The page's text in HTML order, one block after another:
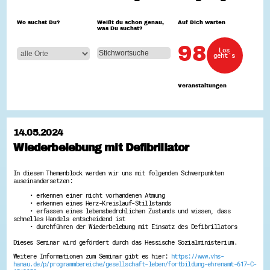
Zeig uns dein Ehrenamt
Wettbewerb | Trikotwettbewerb
Wettbewerb | 80 Jahre Hessen - Engagement
Ausgezeichnete Projekte
Engagement-Lotsen
Ehrentag
Hessen engagiert - Digitale Themenabende
Kompetenznachweis Hessen
Zeugnisbeiblatt
Service-Learning
Mach dich schlau
GEMA-Pakt
Wo suchst Du?
Weißt du schon genau,
was Du suchst?
Auf Dich warten
98
Veranstaltungen
Los
geht´s
14.05.2024
Wiederbelebung mit Defibrillator
In diesem Themenblock werden wir uns mit folgenden Schwerpunkten
auseinandersetzen:
• erkennen einer nicht vorhandenen Atmung
• erkennen eines Herz-Kreislauf-Stillstands
• erfassen eines lebensbedrohlichen Zustands und wissen, dass
schnelles Handels entscheidend ist
• durchführen der Wiederbelebung mit Einsatz des Defibrillators
Dieses Seminar wird gefördert durch das Hessische Sozialministerium.
Weitere Informationen zum Seminar gibt es hier: https://www.vhs-
hanau.de/p/programmbereiche/gesellschaft-leben/fortbildung-ehrenamt-617-C-